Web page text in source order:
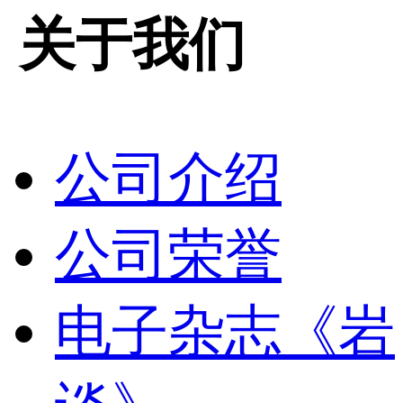
关于我们
公司介绍
公司荣誉
电子杂志《岩